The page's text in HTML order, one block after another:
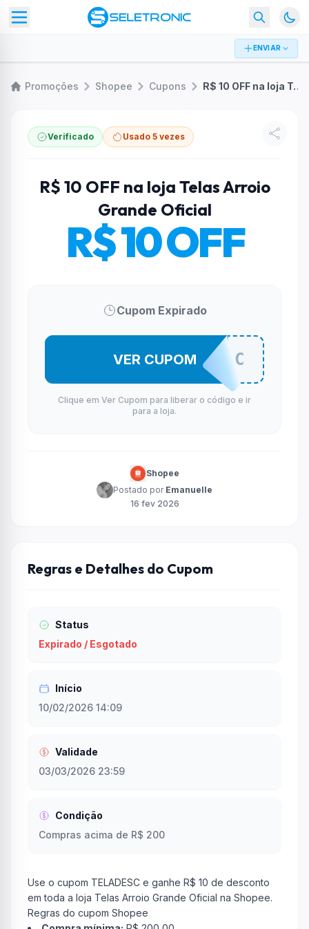
ENVIAR
Promoções Shopee Cupons R$ 10 OFF na loja Telas Arroio Grande Oficial
Verificado Usado 5 vezes
R$ 10 OFF na loja Telas Arroio
Grande Oficial
R$ 10 OFF
Cupom Expirado
TELADESC
VER CUPOM
Clique em Ver Cupom para liberar o código e ir
para a loja.
Shopee
Postado por Emanuelle
16 fev 2026
Regras e Detalhes do Cupom
Status
Expirado / Esgotado
Início
10/02/2026 14:09
Validade
03/03/2026 23:59
Condição
Compras acima de R$ 200
Use o cupom TELADESC e ganhe R$ 10 de desconto
em toda a loja Telas Arroio Grande Oficial na Shopee.
Regras do cupom Shopee